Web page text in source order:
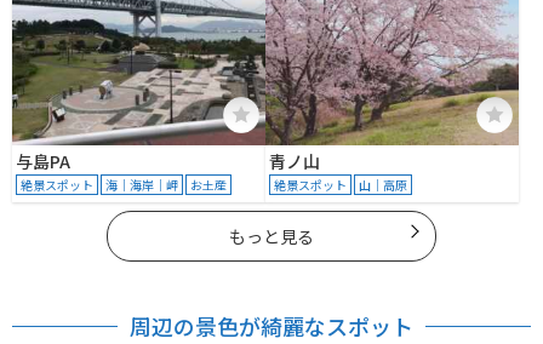
与島PA
絶景スポット 海｜海岸｜岬 お土産
青ノ山
絶景スポット 山｜高原
もっと見る
周辺の景色が綺麗なスポット